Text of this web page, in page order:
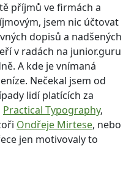
příjmů ve firmách a
jsem nic účtovat
dopisů a nadšených
v radách na junior.guru
A kde je vnímaná
Nečekal jsem od
lidí platících za
Practical Typography,
Ondřeje Mirtese, nebo
jen motivovaly to